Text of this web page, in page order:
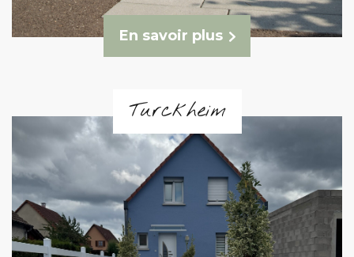
En savoir plus
Turckheim